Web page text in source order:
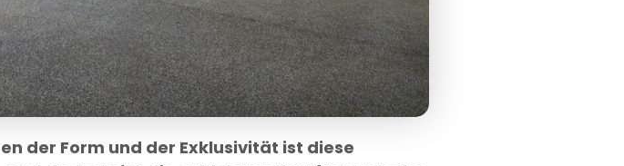
der Form und der Exklusivität ist diese